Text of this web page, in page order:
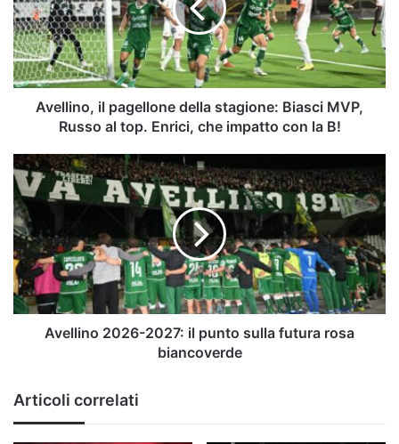
stagione:
Biasci
MVP,
Russo
al
impatto
con
la
B!
Avellino, il pagellone della stagione: Biasci MVP,
Russo al top. Enrici, che impatto con la B!
Avellino
2026-
2027:
il
punto
sulla
futura
rosa
biancoverde
Avellino 2026-2027: il punto sulla futura rosa
biancoverde
Articoli correlati